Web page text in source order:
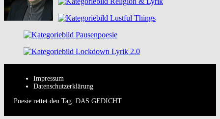
Impressum
Datenschutzerklärung
Poesie rettet den Tag. DAS GEDICHT